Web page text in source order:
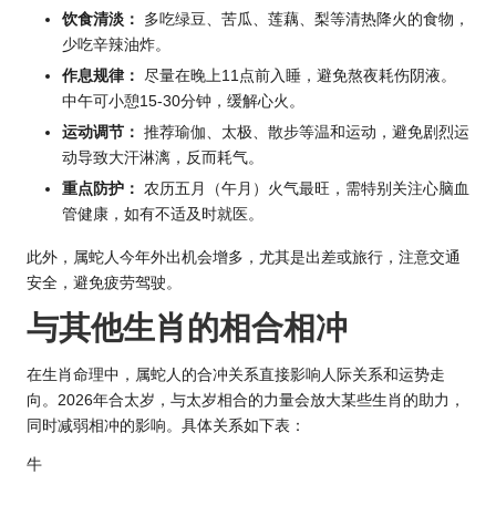
饮食清淡：
多吃绿豆、苦瓜、莲藕、梨等清热降火的食物，
少吃辛辣油炸。
作息规律：
尽量在晚上11点前入睡，避免熬夜耗伤阴液。
中午可小憩15-30分钟，缓解心火。
运动调节： 推荐瑜伽、太极、散步等温和运动，避免剧烈运
动导致大汗淋漓，反而耗气。
重点防护： 农历五月（午月）火气最旺，需特别关注心脑血
管健康，如有不适及时就医。
此外，属蛇人今年外出机会增多，尤其是出差或旅行，注意交通
安全，避免疲劳驾驶。
与其他生肖的相合相冲
在生肖命理中，属蛇人的合冲关系直接影响人际关系和运势走
向。2026年合太岁，与太岁相合的力量会放大某些生肖的助力，
同时减弱相冲的影响。具体关系如下表：
牛